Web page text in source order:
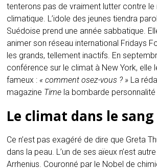
tenterons pas de vraiment lutter contre
climatique. L’idole des jeunes tiendra
Suédoise prend une année sabbatique.
animer son réseau international Fridays
les grands, tellement inactifs. En
conférence sur le climat à New York, elle
fameux : « comment osez-vous ? » La
magazine Time la bombarde personnalité
Le climat dans le sang
Ce n’est pas exagéré de dire que Greta
dans la peau. L’un de ses aïeux n’est
Arrhenius. Couronné par le Nobel de